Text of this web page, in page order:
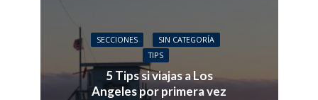
SECCIONES
SIN CATEGORÍA
TIPS
5 Tips si viajas a Los
Angeles por primera vez